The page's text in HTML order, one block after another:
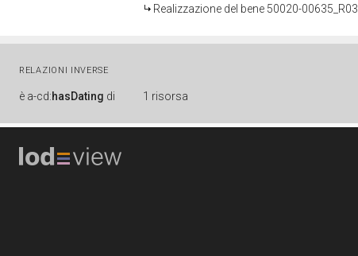
Realizzazione del bene 50020-00635_R03
RELAZIONI INVERSE
è a-cd:hasDating di 1 risorsa